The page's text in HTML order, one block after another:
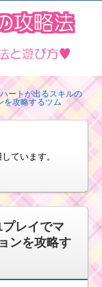
ハートが出るスキルの
を攻略するツム
ています。
レイでマ
ンを攻略す